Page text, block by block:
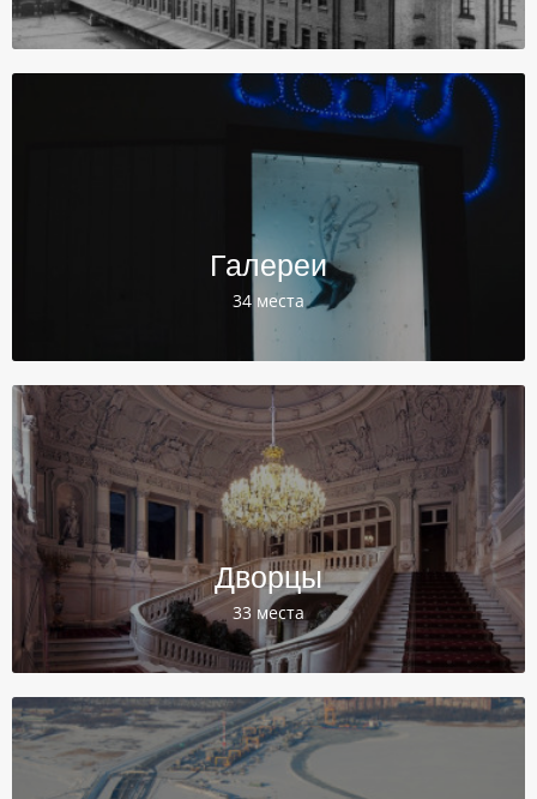
Галереи
34 места
Дворцы
33 места